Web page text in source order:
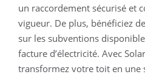
un raccordement sécurisé et
vigueur. De plus, bénéficiez
sur les subventions
facture d’électricité. Avec
transformez votre toit en une